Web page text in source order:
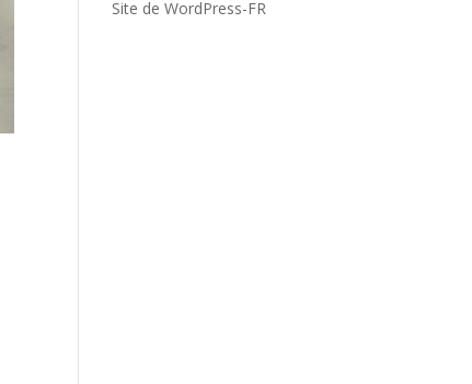
Site de WordPress-FR